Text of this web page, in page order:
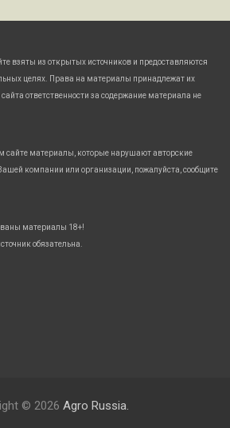
взяты из открытых источников и предоставляются
целях. Права на материалы принадлежат их
ответственности за содержание материала не
сайте материалы, которые нарушают авторские
компании или организации, пожалуйста, сообщите
материалы 18+!
обязательна.
© 2026 Agro Russia.